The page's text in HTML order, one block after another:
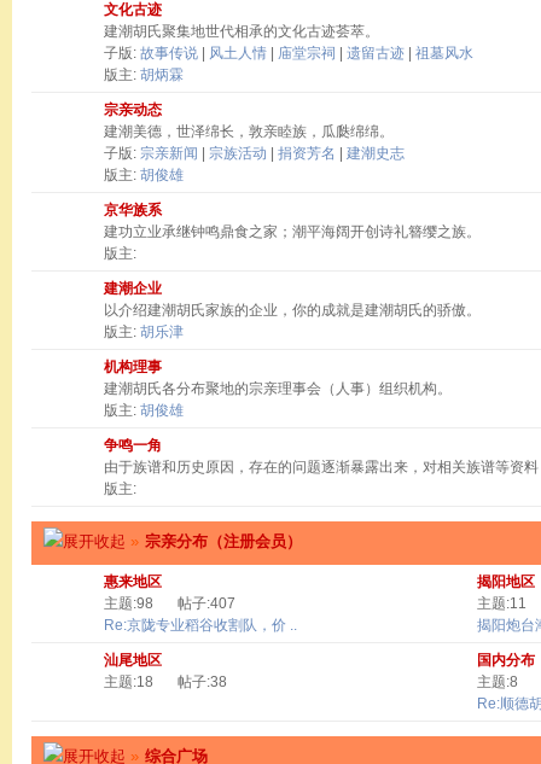
文化古迹
建潮胡氏聚集地世代相承的文化古迹荟萃。
子版: 故事传说 风土人情 庙堂宗祠 遗留古迹
祖墓风水
版主: 胡炳霖
宗亲动态
建潮美德，世泽绵长，敦亲睦族，瓜瓞绵绵。
子版: 宗亲新闻 宗族活动 捐资芳名
建潮史志
版主: 胡俊雄
京华族系
建功立业承继钟鸣鼎食之家；潮平海阔开创诗礼簪缨之族。
版主:
建潮企业
以介绍建潮胡氏家族的企业，你的成就是建潮胡氏的骄傲。
版主: 胡乐津
机构理事
建潮胡氏各分布聚地的宗亲理事会（人事）组织机构。
版主: 胡俊雄
争鸣一角
由于族谱和历史原因，存在的问题逐渐暴露出来，对相关族谱等资
版主:
» 宗亲分布（注册会员）
惠来地区
主题:98
帖子:407
Re:京陇专业稻谷收割队，价 ..
揭阳地区
主题:11
揭阳炮台
汕尾地区
主题:18
帖子:38
国内分布
主题:8
Re:顺德
» 综合广场